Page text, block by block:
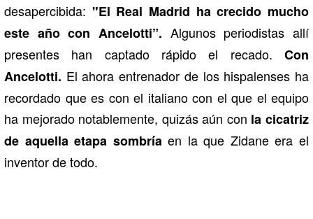
desapercibida: "El Real Madrid ha crecido mucho
este año con Ancelotti”. Algunos periodistas allí
presentes han captado rápido el recado. Con
Ancelotti. El ahora entrenador de los hispalenses ha
recordado que es con el italiano con el que el equipo
ha mejorado notablemente, quizás aún con la cicatriz
de aquella etapa sombría en la que Zidane era el
inventor de todo.